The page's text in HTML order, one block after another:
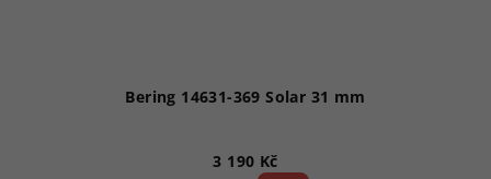
Bering 14631-369 Solar 31 mm
3 190 Kč